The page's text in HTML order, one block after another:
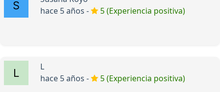
hace 5 años -
5 (Experiencia positiva)
L
hace 5 años -
5 (Experiencia positiva)